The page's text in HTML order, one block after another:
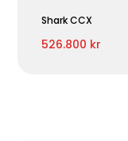
Shark CCX
526.800 kr